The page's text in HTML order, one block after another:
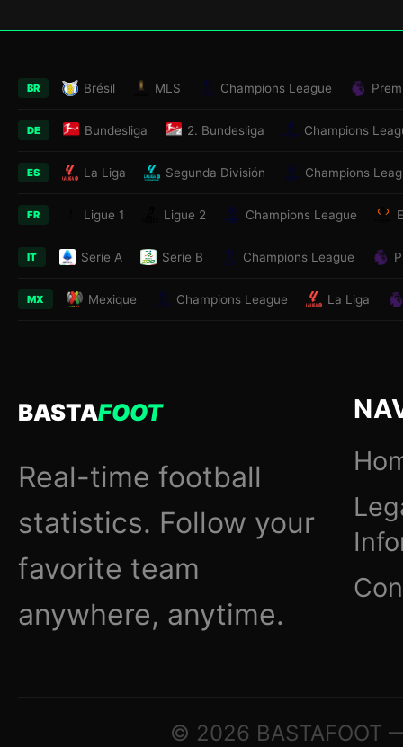
BR Brésil MLS Champions League
DE Bundesliga 2. Bundesliga Champions
ES La Liga Segunda División Champions
FR Ligue 1 Ligue 2 Champions League
IT Serie A Serie B Champions League
MX Mexique Champions League La Liga
BASTAFOOT
Real-time football
statistics. Follow your
favorite team
anywhere, anytime.
© 2026